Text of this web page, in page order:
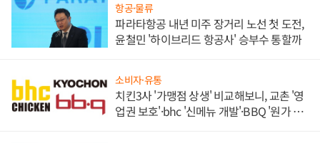
항공·물류
파라타항공 내년 미주 장거리 노선 첫 도전,
윤철민 '하이브리드 항공사' 승부수 통할까
소비자·유통
치킨3사 '가맹점 상생' 비교해보니, 교촌 '영
업권 보호'·bhc '신메뉴 개발'·BBQ '원가 부